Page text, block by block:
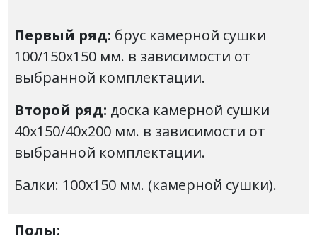
Первый ряд: брус камерной сушки
100/150х150 мм. в зависимости от
выбранной комплектации.
Второй ряд: доска камерной сушки
40х150/40х200 мм. в зависимости от
выбранной комплектации.
Балки: 100х150 мм. (камерной сушки).
Полы: